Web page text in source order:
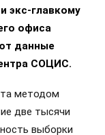
экс-главкому
офиса
данные
СОЦИС.
методом
две тысячи
выборки